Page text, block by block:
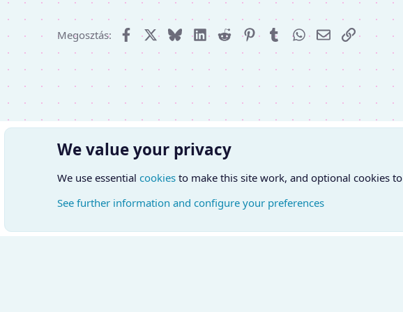
Megosztás: FacebookX (Twitter)
BlueskyLinkedIn
RedditPinterestTumblrWhatsApp
E-mailLink
Cookies Hungarian (HU) Kapcsolatfelvétel
We value your privacy
We use essential cookies to make this site work, and optional cookies
See further information and configure your preferences